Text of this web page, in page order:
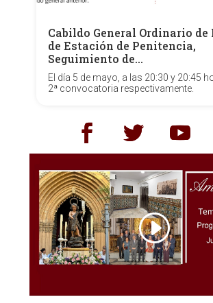
Cabildo General Ordinario
de Estación de Penitencia,
Seguimiento de…
El día 5 de mayo, a las 20:30 y 20:45
2ª convocatoria respectivamente.